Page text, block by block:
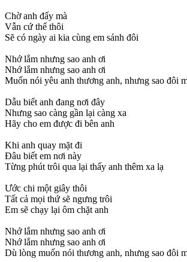
Chờ anh đấy mà
Vẫn cứ thế thôi
Sẽ có ngày ai kia cùng em sánh đôi
Nhớ lắm nhưng sao anh ơi
Nhớ lắm nhưng sao anh ơi
Muốn nói yêu anh thương anh, nhưng sao đôi
Dẫu biết anh đang nơi đây
Nhưng sao càng gần lại càng xa
Hãy cho em được đi bên anh
Khi anh quay mặt đi
Đâu biết em nơi này
Từng phút trôi qua lại thấy anh thêm xa lạ
Ước chi một giây thôi
Tất cả mọi thứ sẽ ngưng trôi
Em sẽ chạy lại ôm chặt anh
Nhớ lắm nhưng sao anh ơi
Nhớ lắm nhưng sao anh ơi
Dù lòng muốn nói thương anh, nhưng sao đôi